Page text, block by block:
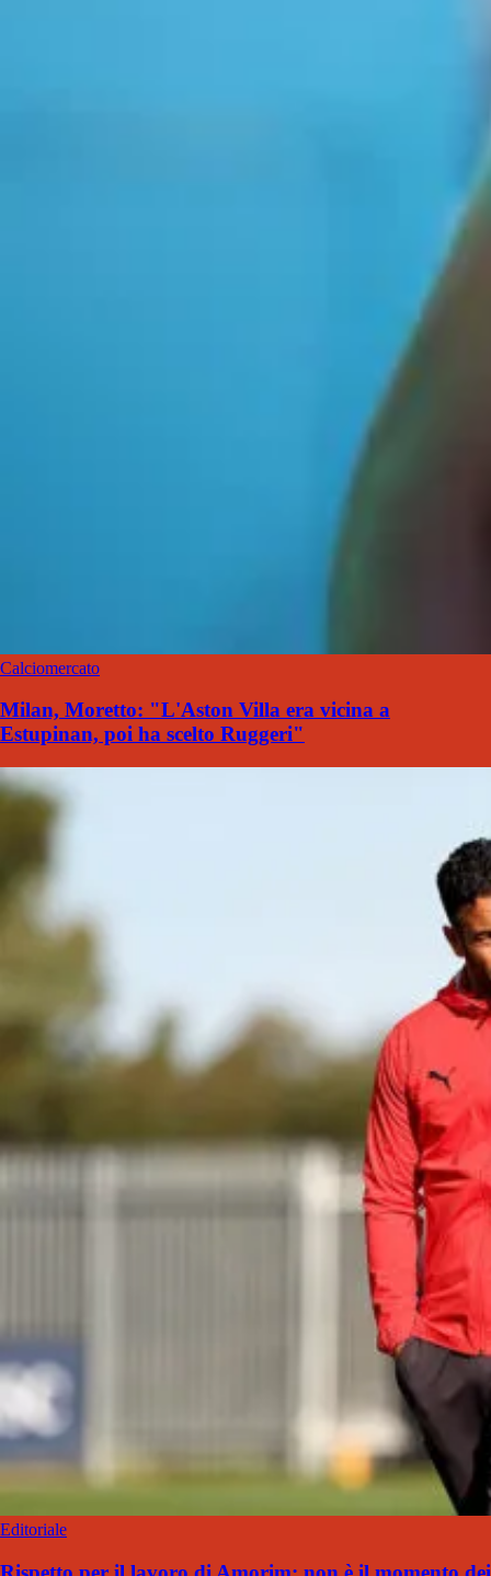
Calciomercato
Milan, Moretto: "L'Aston Villa era vicina a
Estupinan, poi ha scelto Ruggeri"
Editoriale